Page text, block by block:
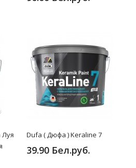
Луя
Dufa ( Дюфа ) Keraline 7
39.90 Бел.руб.